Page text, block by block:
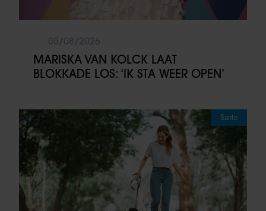
MARISKA VAN KOLCK LAAT
BLOKKADE LOS: ‘IK STA WEER OPEN’
Sante